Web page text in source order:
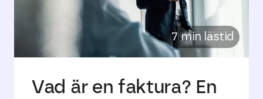
7 min lästid
Vad är en faktura? En